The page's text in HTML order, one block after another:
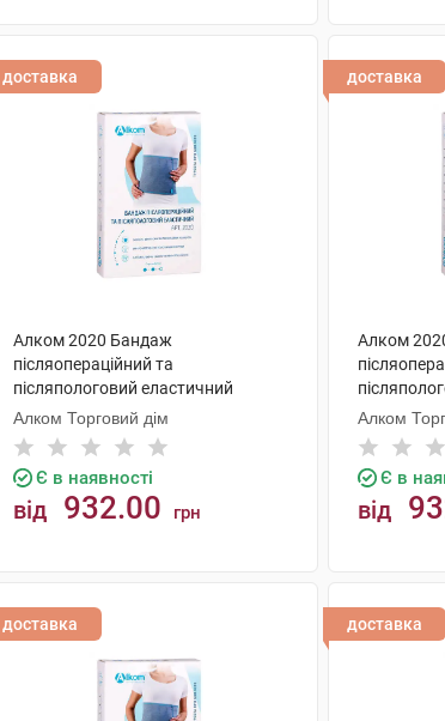
доставка
Алком 2020 Бандаж
післяопераційний та
післяпологовий еластичний
розмір 4 1 шт
Алком Торговий дім
Є в наявності
від 932.00 грн
доставка
Алком
розмір 2 1
Алком
Є в
від
доставка доставка